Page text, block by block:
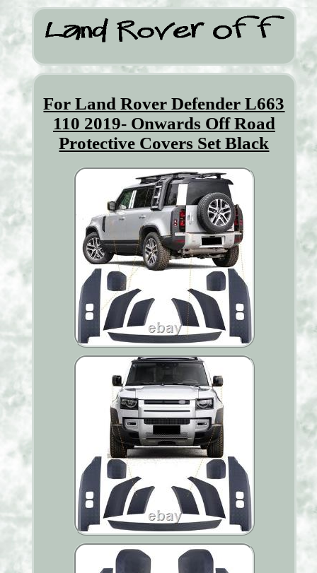
For Land Rover Defender L663
110 2019- Onwards Off Road
Protective Covers Set Black